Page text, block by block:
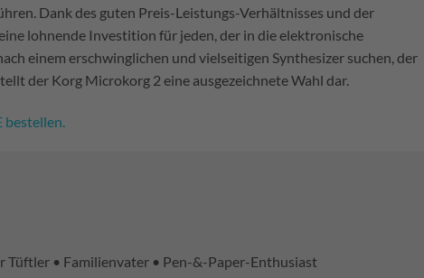
Dank des guten Preis-Leistungs-Verhältnisses und der
lohnende Investition für jeden, der in die elektronische
einem erschwinglichen und vielseitigen Synthesizer suchen, der
der Korg Microkorg 2 eine ausgezeichnete Wahl dar.
bestellen.
• Familienvater • Pen-&-Paper-Enthusiast